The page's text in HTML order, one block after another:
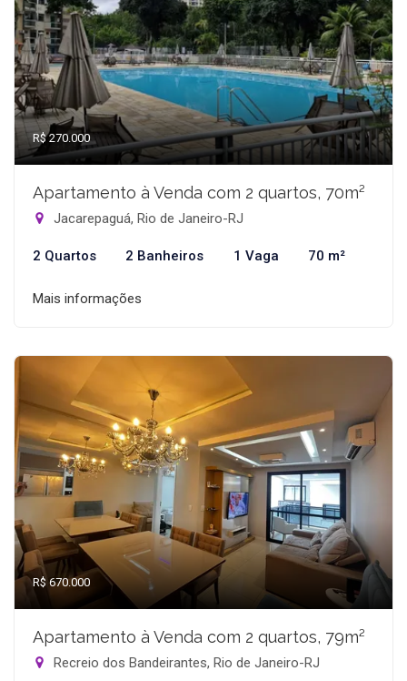
R$ 270.000
Apartamento à Venda com 2 quartos, 70m²
Jacarepaguá, Rio de Janeiro-RJ
2 Quartos 2 Banheiros 1 Vaga 70 m²
Mais informações
R$ 670.000
Apartamento à Venda com 2 quartos, 79m²
Recreio dos Bandeirantes, Rio de Janeiro-RJ